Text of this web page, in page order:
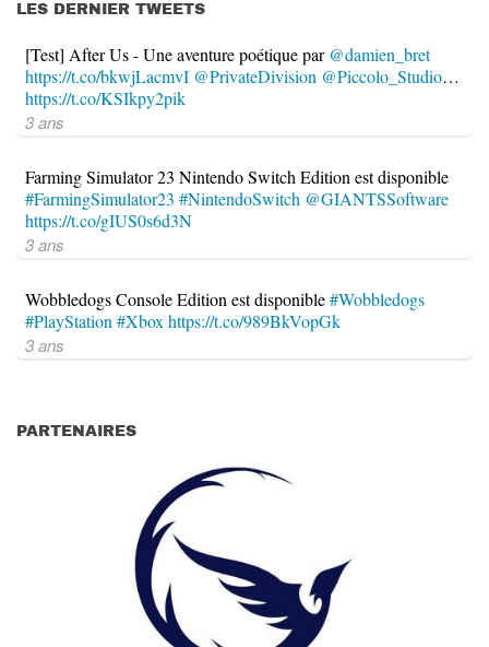
LES DERNIER TWEETS
[Test] After Us - Une aventure poétique par @damien_bret
https://t.co/bkwjLacmvI @PrivateDivision @Piccolo_Studio…
https://t.co/KSIkpy2pik
3 ans
Farming Simulator 23 Nintendo Switch Edition est disponible
#FarmingSimulator23 #NintendoSwitch @GIANTSSoftware
https://t.co/gIUS0s6d3N
3 ans
Wobbledogs Console Edition est disponible#Wobbledogs
#PlayStation#Xboxhttps://t.co/989BkVopGk
3 ans
PARTENAIRES